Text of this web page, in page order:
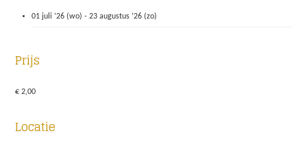
01 juli ’26 (wo) - 23 augustus ’26 (zo)
Prijs
€ 2,00
Locatie